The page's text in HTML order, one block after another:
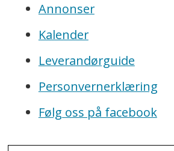
Annonser
Kalender
Leverandørguide
Personvernerklæring
Følg oss på facebook